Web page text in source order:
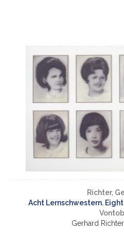
Richter,
Acht Lernschwestern.
Gerhard